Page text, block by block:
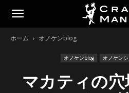
ホーム オノケンblog
オノケンblog オノケン
マカティの